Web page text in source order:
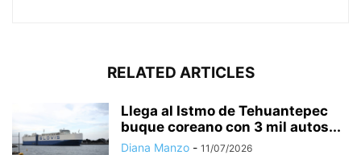
RELATED ARTICLES
Llega al Istmo de Tehuantepec
buque coreano con 3 mil autos...
Diana Manzo - 11/07/2026